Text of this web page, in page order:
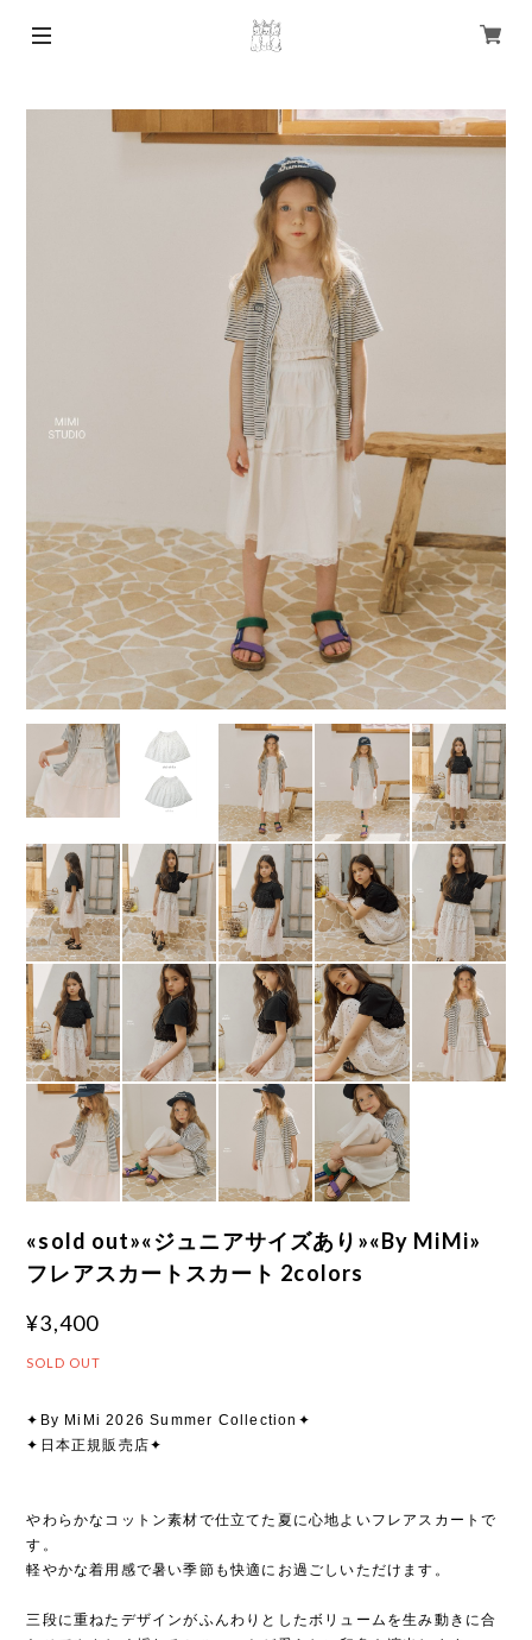
«sold out»«ジュニアサイズあり»«By MiMi»
フレアスカートスカート 2colors
¥3,400
SOLD OUT
✦By MiMi 2026 Summer Collection✦
✦日本正規販売店✦
やわらかなコットン素材で仕立てた夏に心地よいフレアスカートで
す。
軽やかな着用感で暑い季節も快適にお過ごしいただけます。
三段に重ねたデザインがふんわりとしたボリュームを生み動きに合